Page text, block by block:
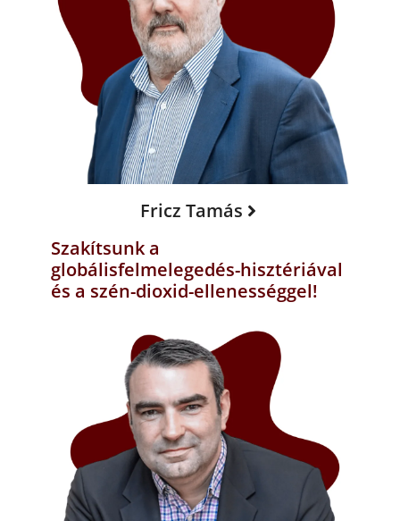
Fricz Tamás
Szakítsunk a
globálisfelmelegedés-hisztériával
és a szén-dioxid-ellenességgel!